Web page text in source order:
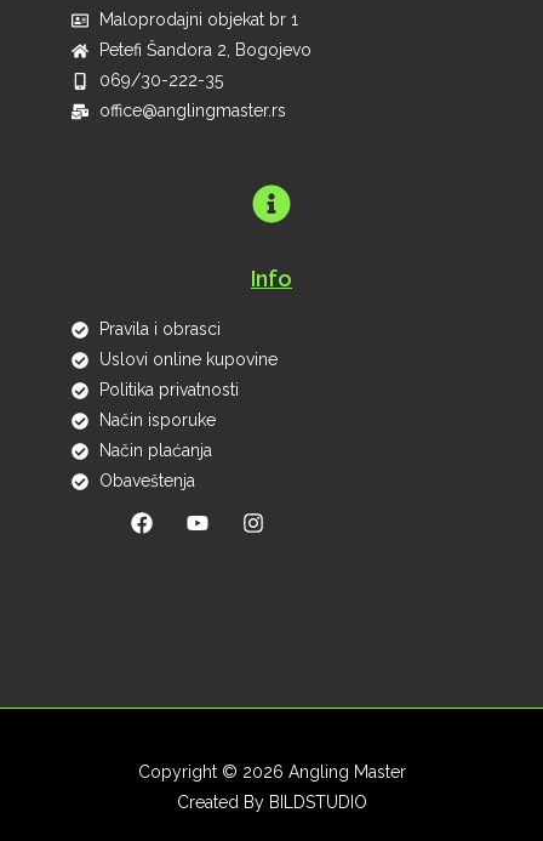
Maloprodajni objekat br 1
Petefi Šandora 2, Bogojevo
069/30-222-35
office@anglingmaster.rs
Info
Pravila i obrasci
Uslovi online kupovine
Politika privatnosti
Način isporuke
Način plaćanja
Obaveštenja
Copyright © 2026 Angling Master
Created By BILDSTUDIO